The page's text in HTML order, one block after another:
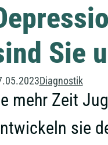
Sie
Diagnostik
mehr Zeit
sie